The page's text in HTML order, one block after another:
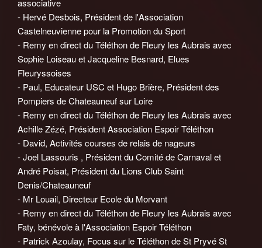
associative
- Hervé Desbois, Président de l'Association
Castelneuvienne pour la Promotion du Sport
- Remy en direct du Téléthon de Fleury les Aubrais avec
Sophie Loiseau et Jacqueline Besnard, Elues
Fleuryssoises
- Paul, Educateur USC et Hugo Brière, Président des
Pompiers de Chateauneuf sur Loire
- Remy en direct du Téléthon de Fleury les Aubrais avec
Achille Zézé, Président Association Espoir Téléthon
- David, Activités courses de relais de nageurs
- Joel Lassouris , Président du Comité de Carnaval et
André Poisat, Président du Lions Club Saint
Denis/Chateauneuf
- Mr Louail, Directeur Ecole du Morvant
- Remy en direct du Téléthon de Fleury les Aubrais avec
Faty, bénévole à l'Association Espoir Téléthon
- Patrick Azoulay, Focus sur le Téléthon de St Pryvé St